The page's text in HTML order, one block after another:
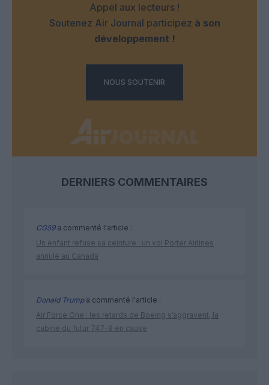
Appel aux lecteurs !
Soutenez Air Journal participez à son
développement !
NOUS SOUTENIR
DERNIERS COMMENTAIRES
CG59a commenté l'article :
Un enfant refuse sa ceinture : un vol Porter Airlines
annulé au Canada
Donald Trumpa commenté l'article :
Air Force One : les retards de Boeing s’aggravent, la
cabine du futur 747-8 en cause